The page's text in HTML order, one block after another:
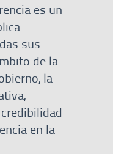
es un
sus
de la
la
en la